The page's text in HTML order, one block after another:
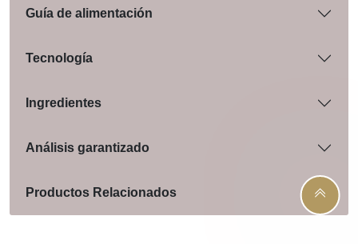
Guía de alimentación
Tecnología
Ingredientes
Análisis garantizado
Productos Relacionados